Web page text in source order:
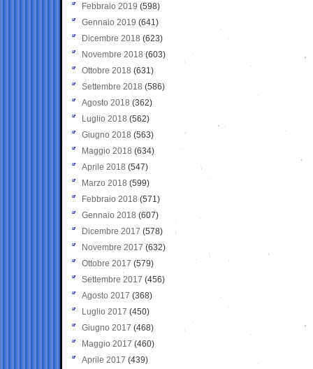
Febbraio 2019 (598)
Gennaio 2019 (641)
Dicembre 2018 (623)
Novembre 2018 (603)
Ottobre 2018 (631)
Settembre 2018 (586)
Agosto 2018 (362)
Luglio 2018 (562)
Giugno 2018 (563)
Maggio 2018 (634)
Aprile 2018 (547)
Marzo 2018 (599)
Febbraio 2018 (571)
Gennaio 2018 (607)
Dicembre 2017 (578)
Novembre 2017 (632)
Ottobre 2017 (579)
Settembre 2017 (456)
Agosto 2017 (368)
Luglio 2017 (450)
Giugno 2017 (468)
Maggio 2017 (460)
Aprile 2017 (439)